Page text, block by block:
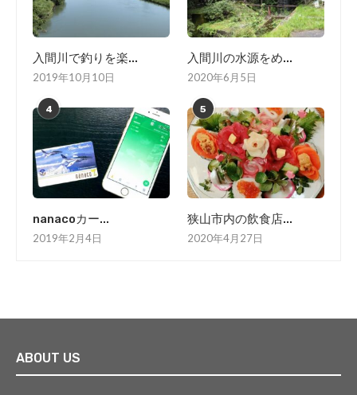
入間川で釣りを楽...
2019年10月10日
入間川の水源をめ...
2020年6月5日
4
nanacoカー...
2019年2月4日
5
狭山市内の飲食店...
2020年4月27日
ABOUT US